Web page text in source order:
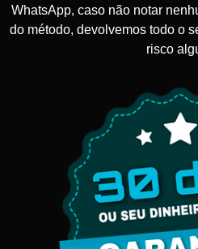
WhatsApp, caso não notar
do método, devolvemos todo o
risco